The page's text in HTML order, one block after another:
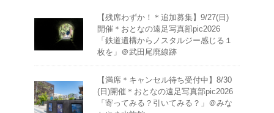
【残席わずか！＊追加募集】9/27(日)
開催＊おとなの遠足写真部pic2026
「鉄道遺構からノスタルジー感じる１
枚を」＠武田尾廃線跡
【満席＊キャンセル待ち受付中】8/30
(日)開催＊おとなの遠足写真部pic2026
「寄ってみる？引いてみる？」＠みな